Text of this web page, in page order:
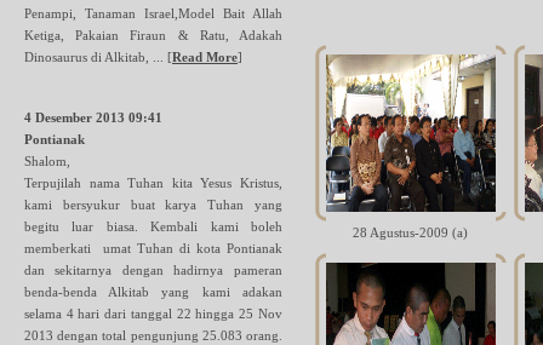
Penampi, Tanaman Israel,Model Bait Allah
Ketiga, Pakaian Firaun & Ratu, Adakah
Dinosaurus di Alkitab, ... [Read More]
4 Desember 2013 09:41
Pontianak
Shalom,
Terpujilah nama Tuhan kita Yesus Kristus,
kami bersyukur buat karya Tuhan yang
begitu luar biasa. Kembali kami boleh
memberkati umat Tuhan di kota Pontianak
dan sekitarnya dengan hadirnya pameran
benda-benda Alkitab yang kami adakan
selama 4 hari dari tanggal 22 hingga 25 Nov
2013 dengan total pengunjung 25.083 orang.
28 Agustus-2009 (a)